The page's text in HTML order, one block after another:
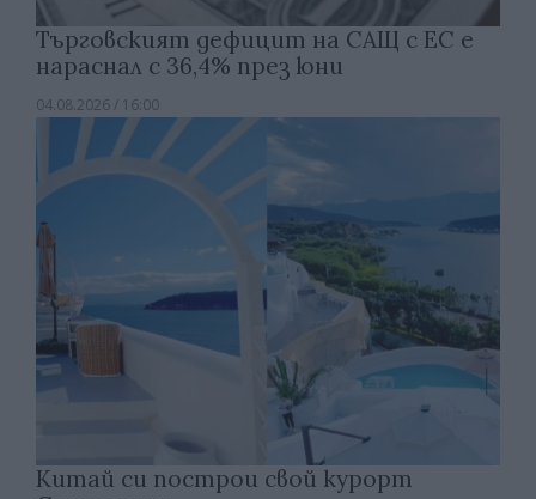
Търговският дефицит на САЩ с ЕС е
нараснал с 36,4% през юни
04.08.2026 / 16:00
Китай си построи свой курорт